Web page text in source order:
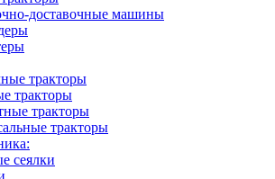
доставочные машины
тракторы
тракторы
тракторы
тракторы
сеялки